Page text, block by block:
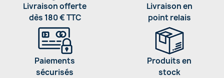
Livraison offerte
dès 180 € TTC
Livraison en
point relais
Paiements
sécurisés
Produits en
stock